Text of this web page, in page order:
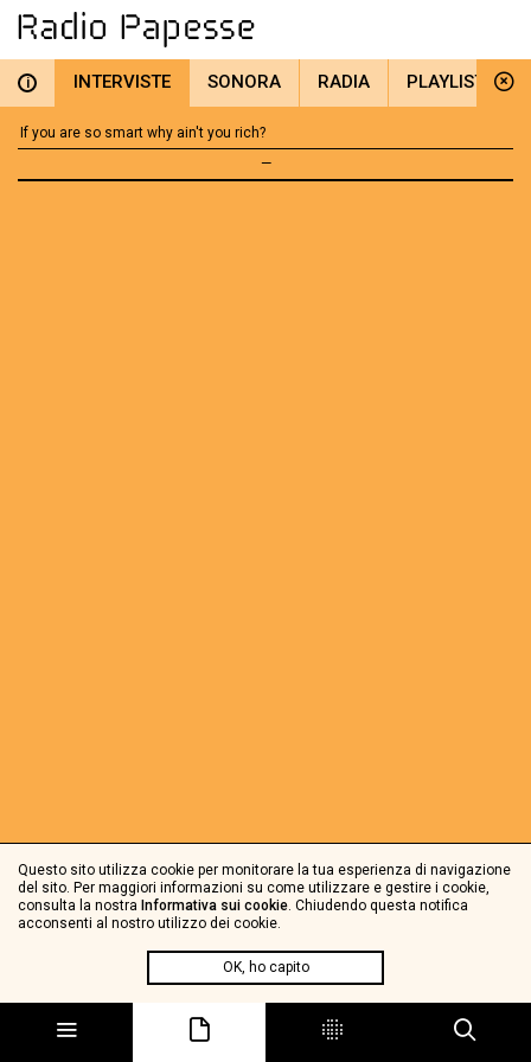
i INTERVISTE SONORA RADIA PLAYLIST
If you are so smart why ain't you rich?
—
Questo sito utilizza cookie per monitorare la tua esperienza di navigazione
del sito. Per maggiori informazioni su come utilizzare e gestire i cookie,
consulta la nostra Informativa sui cookie. Chiudendo questa notifica
acconsenti al nostro utilizzo dei cookie.
OK, ho capito